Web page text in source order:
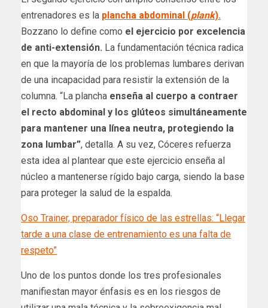
entrenadores es la plancha abdominal (plank).
Bozzano lo define como el ejercicio por excelencia
de anti-extensión. La fundamentación técnica radica
en que la mayoría de los problemas lumbares derivan
de una incapacidad para resistir la extensión de la
columna. “La plancha enseña al cuerpo a contraer
el recto abdominal y los glúteos simultáneamente
para mantener una línea neutra, protegiendo la
zona lumbar”, detalla. A su vez, Cóceres refuerza
esta idea al plantear que este ejercicio enseña al
núcleo a mantenerse rígido bajo carga, siendo la base
para proteger la salud de la espalda.
Oso Trainer, preparador físico de las estrellas: “Llegar
tarde a una clase de entrenamiento es una falta de
respeto”
Uno de los puntos donde los tres profesionales
manifiestan mayor énfasis es en los riesgos de